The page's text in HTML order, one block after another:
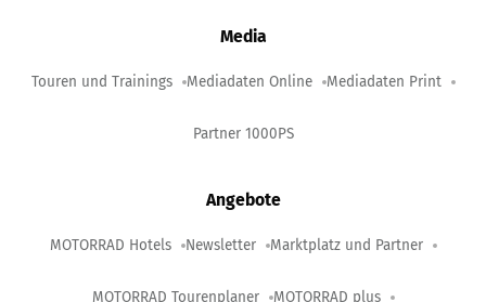
Media
Touren und Trainings Mediadaten Online Mediadaten Print
Partner 1000PS
Angebote
MOTORRAD Hotels Newsletter Marktplatz und Partner
MOTORRAD Tourenplaner MOTORRAD plus